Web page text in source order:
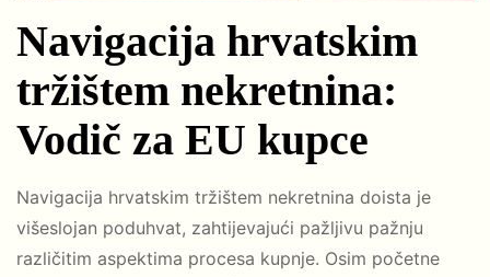
Navigacija hrvatskim
tržištem nekretnina:
Vodič za EU kupce
Navigacija hrvatskim tržištem nekretnina doista je
višeslojan poduhvat, zahtijevajući pažljivu pažnju
različitim aspektima procesa kupnje. Osim početne